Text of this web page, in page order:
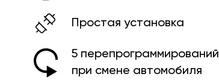
Простая установка
5 перепрограмми­рований
при смене автомобиля